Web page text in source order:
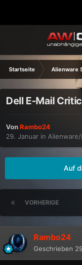
Startseite Alienware
Dell E-Mail
VonRambo24
29. Januar in
Auf
VORHERIGE
Rambo24
Geschrieben